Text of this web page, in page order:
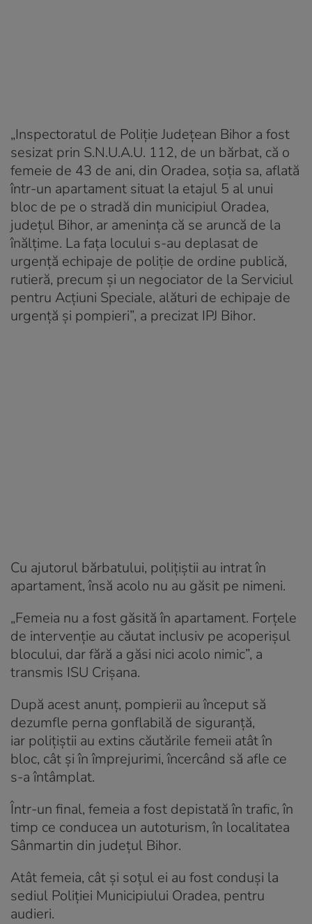
„Inspectoratul de Poliţie Judeţean Bihor a fost
sesizat prin S.N.U.A.U. 112, de un bărbat, că o
femeie de 43 de ani, din Oradea, soţia sa, aflată
într-un apartament situat la etajul 5 al unui
bloc de pe o stradă din municipiul Oradea,
judeţul Bihor, ar ameninţa că se aruncă de la
înălţime. La faţa locului s-au deplasat de
urgenţă echipaje de poliţie de ordine publică,
rutieră, precum şi un negociator de la Serviciul
pentru Acţiuni Speciale, alături de echipaje de
urgenţă şi pompieri”, a precizat IPJ Bihor.
Cu ajutorul bărbatului, polițiștii au intrat în
apartament, însă acolo nu au găsit pe nimeni.
„Femeia nu a fost găsită în apartament. Forțele
de intervenție au căutat inclusiv pe acoperișul
blocului, dar fără a găsi nici acolo nimic”, a
transmis ISU Crișana.
După acest anunț, pompierii au început să
dezumfle perna gonflabilă de siguranță,
iar polițiștii au extins căutările femeii atât în
bloc, cât și în împrejurimi, încercând să afle ce
s-a întâmplat.
Într-un final, femeia a fost depistată în trafic, în
timp ce conducea un autoturism, în localitatea
Sânmartin din judeţul Bihor.
Atât femeia, cât și soțul ei au fost conduși la
sediul Poliţiei Municipiului Oradea, pentru
audieri.